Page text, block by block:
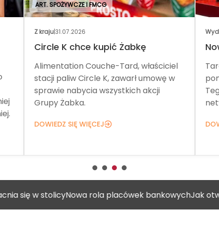
ART. SPOŻYWCZE I FMCG
Z kraju|31.07.2026
Circle K chce kupić Żabkę
Alimentation Couche-Tard, właściciel
stacji paliw Circle K, zawarł umowę w
sprawie nabycia wszystkich akcji
Grupy Żabka.
DOWIEDZ SIĘ WIĘCEJ
w stolicyNowa rola placówek bankowychJak otworzyć